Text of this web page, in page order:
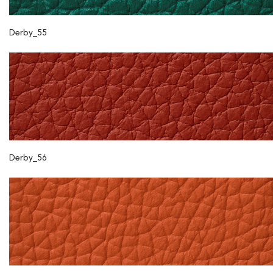
Derby_55
Derby_56